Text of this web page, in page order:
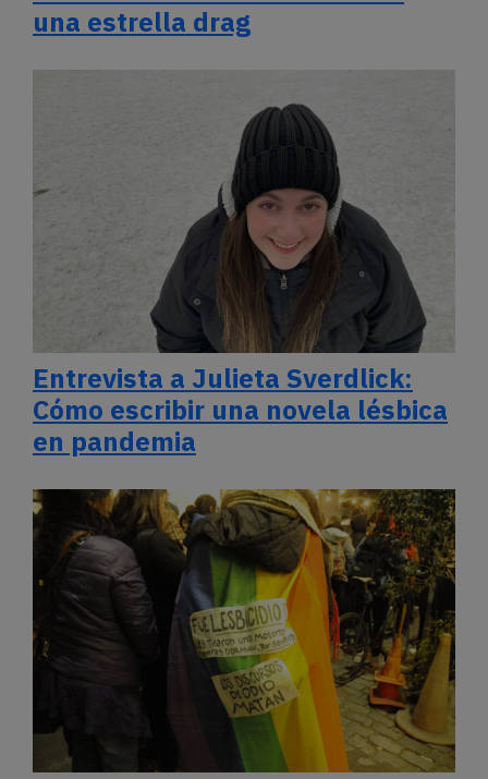
una estrella drag
Entrevista a Julieta Sverdlick:
Cómo escribir una novela lésbica
en pandemia